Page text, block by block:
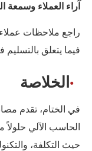
آراء العملاء وسمعة
راجع ملاحظات عملاء
فيما يتعلق بالتسليم
الخلاصة
في الختام، تقدم
الحاسب الآلي حلولاً
حيث التكلفة،